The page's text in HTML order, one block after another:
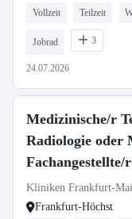
Vollzeit Teilzeit
Jobrad 3
24.07.2026
Medizinische/r
Radiologie oder
(m/w/d)
Kliniken Frankfurt-
Frankfurt-Höchst